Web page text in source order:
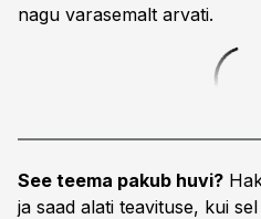
nagu varasemalt arvati.
See teema pakub huvi?
ja saad alati teavituse, kui